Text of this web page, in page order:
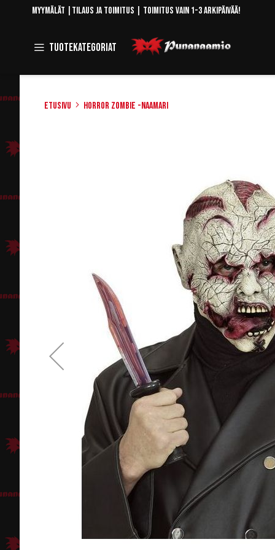
Skip
Myymälät Tilaus ja toimitus | Toimitus vain 1-3 arkipäivää!
Tuotekategoriat Toggle
Navigation
Etusivu Horror Zombie -naamari